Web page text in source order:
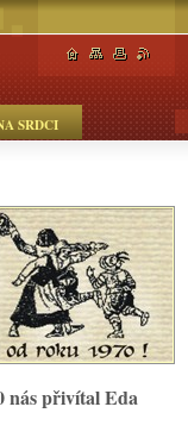
SRDCI
nás přivítal Eda